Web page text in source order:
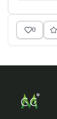
0